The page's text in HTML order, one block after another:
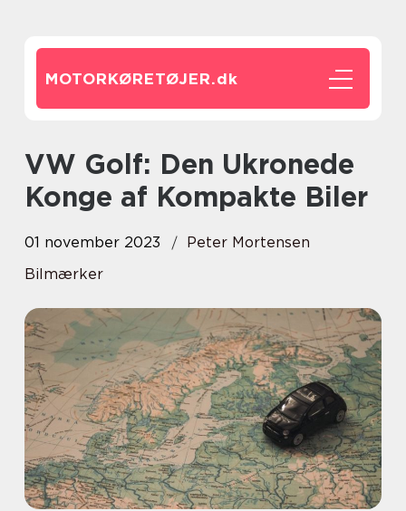
MOTORKØRETØJER.dk
VW Golf: Den Ukronede
Konge af Kompakte Biler
01 november 2023
Peter Mortensen
Bilmærker